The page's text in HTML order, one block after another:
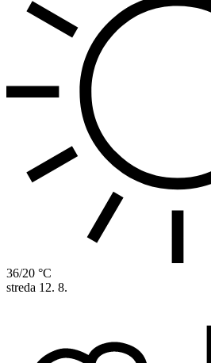
36/20 °C
streda 12. 8.